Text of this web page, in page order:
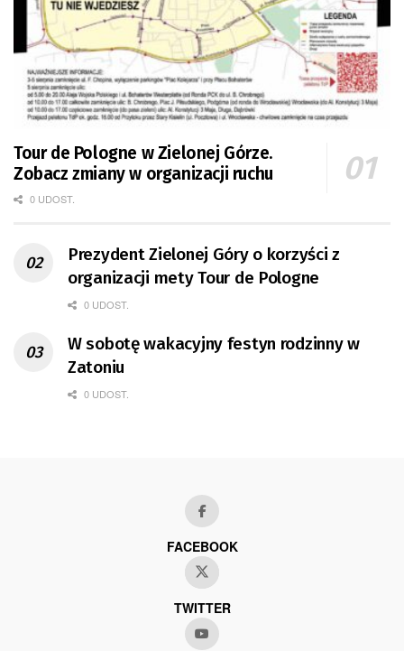
Tour de Pologne w Zielonej Górze.
Zobacz zmiany w organizacji ruchu
0 UDOST.
Prezydent Zielonej Góry o korzyści z
organizacji mety Tour de Pologne
0 UDOST.
W sobotę wakacyjny festyn rodzinny w
Zatoniu
0 UDOST.
FACEBOOK
TWITTER